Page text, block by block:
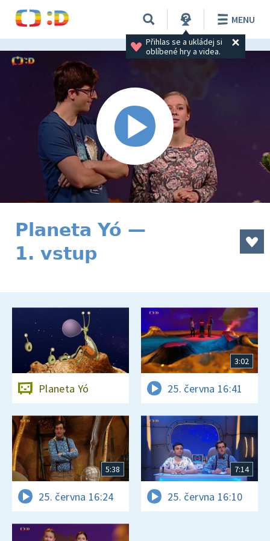
Přihlas se a ukládej si
oblíbené hry a videa.
MENU
Planeta Yó —
1. vstup
Planeta Yó
3:02
25. června 16:41
5:38
25. června 16:24
7:14
25. června 16:10